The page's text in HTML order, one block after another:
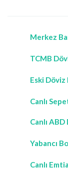
Merkez
TCMB
Eski Döviz
Canlı
Canlı
Yabancı
Canlı